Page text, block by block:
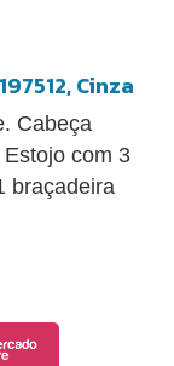
Cinza
Cabeça
com 3
braçadeira